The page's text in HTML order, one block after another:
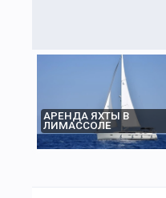
АРЕНДА ЯХТЫ В
ЛИМАССОЛЕ